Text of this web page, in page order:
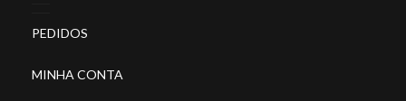
PEDIDOS
MINHA CONTA